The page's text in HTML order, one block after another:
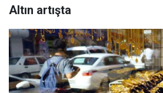
Altın artışta